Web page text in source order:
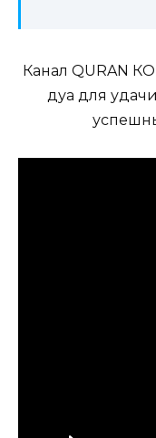
Канал QURAN
дуа для